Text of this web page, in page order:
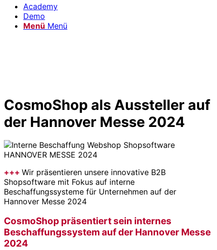
Academy
Demo
Menü Menü
CosmoShop als Aussteller auf
der Hannover Messe 2024
+++ Wir präsentieren unsere innovative B2B
Shopsoftware mit Fokus auf interne
Beschaffungssysteme für Unternehmen auf der
Hannover Messe 2024
CosmoShop präsentiert sein internes
Beschaffungssystem auf der Hannover Messe
2024